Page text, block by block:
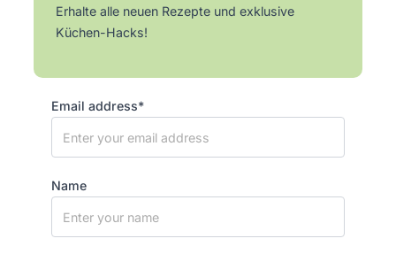
Erhalte alle neuen Rezepte und exklusive
Küchen-Hacks!
Email address*
Name